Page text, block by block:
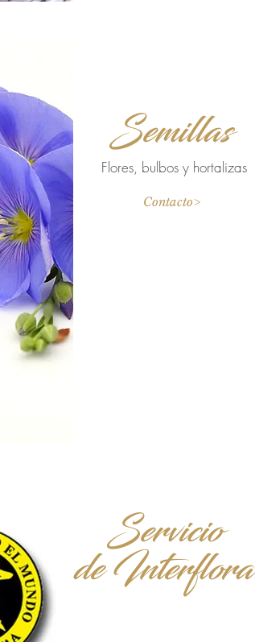
Semillas
Flores, bulbos y hortalizas
Contacto>
Servicio
deInterflora